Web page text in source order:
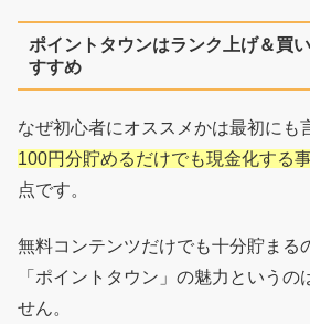
ポイントタウンはランク上げ＆買
すすめ
なぜ初心者にオススメかは最初にも
100円分貯めるだけでも現金化する
点です。
無料コンテンツだけでも十分貯まる
「ポイントタウン」の魅力というの
せん。